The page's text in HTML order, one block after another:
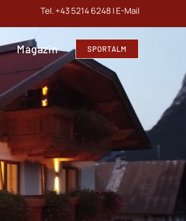
Tel. +43 5214 6248 | E-Mail
Magazin SPORTALM